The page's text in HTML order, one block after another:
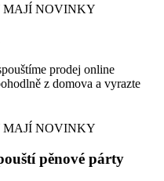
MAJÍ NOVINKY
prodej online
z domova a vyrazte
MAJÍ NOVINKY
pěnové párty